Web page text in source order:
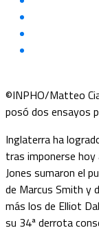
©INPHO/Matteo
posó dos ensayos
Inglaterra ha
tras imponerse
Jones sumaron el
de Marcus Smith y
más los de Elliot
su 34ª derrota